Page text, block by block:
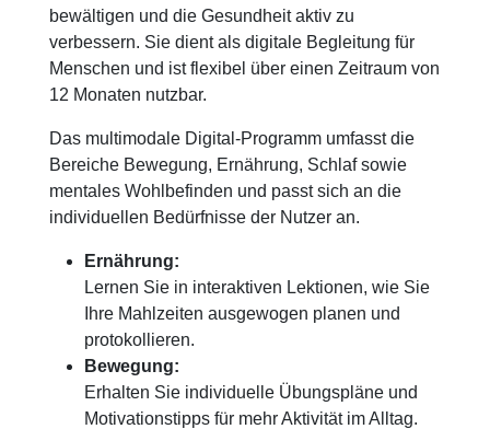
bewältigen und die Gesundheit aktiv zu
verbessern. Sie dient als digitale Begleitung für
Menschen und ist flexibel über einen Zeitraum von
12 Monaten nutzbar.
Das multimodale Digital-Programm umfasst die
Bereiche Bewegung, Ernährung, Schlaf sowie
mentales Wohlbefinden und passt sich an die
individuellen Bedürfnisse der Nutzer an.
Ernährung:
Lernen Sie in interaktiven Lektionen, wie Sie
Ihre Mahlzeiten ausgewogen planen und
protokollieren.
Bewegung:
Erhalten Sie individuelle Übungspläne und
Motivationstipps für mehr Aktivität im Alltag.